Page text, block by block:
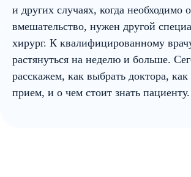
и других случаях, когда необходимо
вмешательство, нужен другой
хирург. К квалифицированному
растянуться на неделю и больше.
расскажем, как выбрать доктора, как
прием, и о чем стоит знать пациенту.